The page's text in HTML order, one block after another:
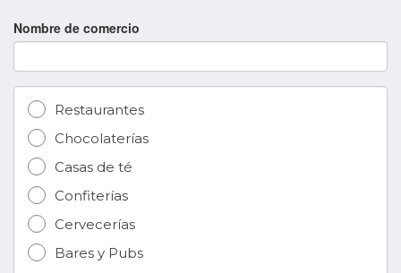
Nombre de comercio
Restaurantes
Chocolaterías
Casas de té
Confiterías
Cervecerías
Bares y Pubs